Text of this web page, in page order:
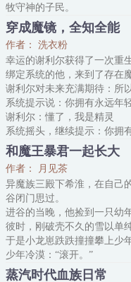
牧守神的子民。
人民称赞他是翡冷翠有史以
肮脏华服下当之无愧的雪白
……然后他被毒死于自己的
被残忍谋害的灵魂于时间洪
价刻薄冷酷：“固
穿成魔镜，全知全能
作者： 洗衣粉
幸运的谢利尔获得了一次重
绑定系统的他，来到了存在
谢利尔对未来充满期待：所
系统提示说：你拥有永远年
谢利尔：懂了，我是精灵
系统摇头，继续提示：你拥
谢利尔：看来是圣使之类的身
系统依旧摇头：你全知全能
谢利尔确定了：不用再猜了
神
系统还是摇头：许多人为你
你形影不离，不惜发动战争
谢利尔一顿：等等，这个描
和魔王暴君一起长大
作者： 月见茶
异魔族三殿下希淮，在自己
谷闭门思过。
进谷的当晚，他捡到一只幼
彼时，刚破壳不久的雪以单
于是小龙崽跌跌撞撞攀上少
少年冷漠：“滚开。”
—
蒸汽时代血族日常